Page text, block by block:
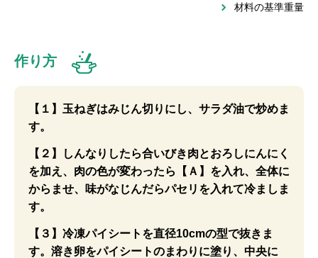
材料の基準重量
作り方
【１】玉ねぎはみじん切りにし、サラダ油で炒めま
す。
【２】しんなりしたら合いびき肉とおろしにんにく
を加え、肉の色が変わったら【Ａ】を入れ、全体に
からませ、味がなじんだらパセリを入れて冷ましま
す。
【３】冷凍パイシートを直径10cmの型で抜きま
す。溶き卵をパイシートのまわりに塗り、中央に